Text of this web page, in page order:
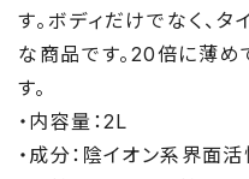
す。ボディだけでなく、
な商品です。20倍に薄
す。
・内容量：2L
・成分：陰イオン系界面